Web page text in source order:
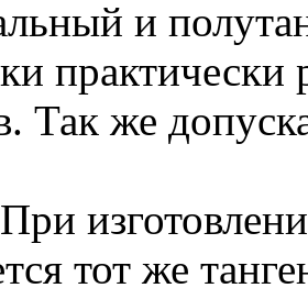
и
Так же
тот же